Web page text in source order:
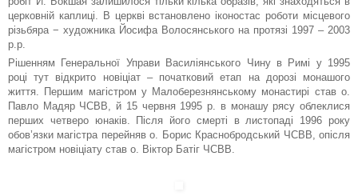
церковній каплиці. В церкві встановлено іконостас роботи місцевого
різьбяра − художника Йосифа Волосянського на протязі 1997 – 2003
р.р.
Рішенням Генеральної Управи Василіянського Чину в Римі у 1995
році тут відкрито новіціат – початковий етап на дорозі монашого
життя. Першим магістром у Малоберезнянському монастирі став о.
Павло Мадяр ЧСВВ, й 15 червня 1995 р. в монашу рясу облеклися
перших четверо юнаків. Після його смерті в листопаді 1996 року
обов’язки магістра перейняв о. Борис Краснобродський ЧСВВ, опісля
магістром новіціату став о. Віктор Батіг ЧСВВ.